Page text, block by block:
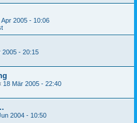
Apr 2005 - 10:06
2005 - 20:15
18 Mär 2005 - 22:40
2004 - 10:50